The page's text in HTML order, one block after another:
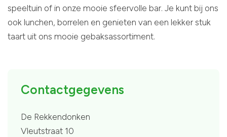
speeltuin of in onze mooie sfeervolle bar. Je kunt bij ons
ook lunchen, borrelen en genieten van een lekker stuk
taart uit ons mooie gebaksassortiment.
Contactgegevens
De Rekkendonken
Vleutstraat 10